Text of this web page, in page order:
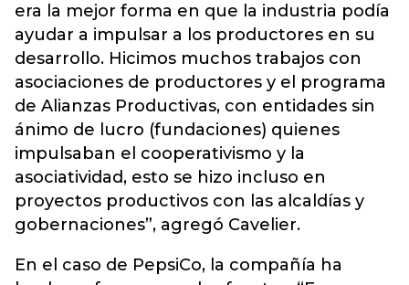
era la mejor forma en que la industria podía
ayudar a impulsar a los productores en su
desarrollo. Hicimos muchos trabajos con
asociaciones de productores y el programa
de Alianzas Productivas, con entidades sin
ánimo de lucro (fundaciones) quienes
impulsaban el cooperativismo y la
asociatividad, esto se hizo incluso en
proyectos productivos con las alcaldías y
gobernaciones”, agregó Cavelier.
En el caso de PepsiCo, la compañía ha